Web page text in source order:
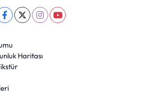
Haritası